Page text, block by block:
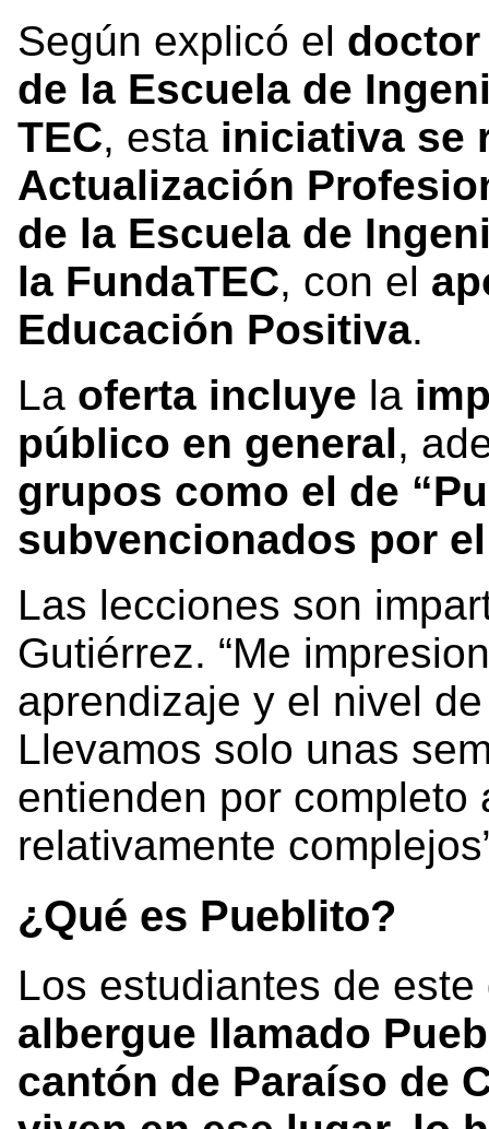
Según explicó el doctor
de la Escuela de
TEC, esta iniciativa se
Actualización
de la Escuela de
la FundaTEC, con el
Educación Positiva.
La oferta incluye la
público en general,
grupos como el de
subvencionados por
Las lecciones son
Gutiérrez. “Me
aprendizaje y el nivel
Llevamos solo unas
entienden por
relativamente
¿Qué es Pueblito?
Los estudiantes de
albergue llamado
cantón de Paraíso de